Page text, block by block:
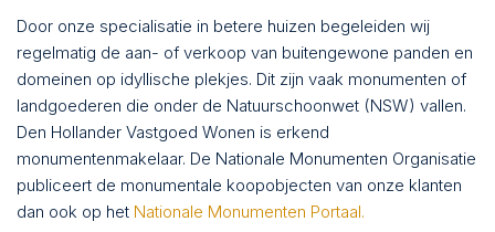
WIE ZIJN WIJ?
CONTACT
Door onze specialisatie in betere huizen begeleiden wij
regelmatig de aan- of verkoop van buitengewone panden en
domeinen op idyllische plekjes. Dit zijn vaak monumenten of
landgoederen die onder de Natuurschoonwet (NSW) vallen.
Den Hollander Vastgoed Wonen is erkend
monumentenmakelaar. De Nationale Monumenten Organisatie
publiceert de monumentale koopobjecten van onze klanten
dan ook op het Nationale Monumenten Portaal.